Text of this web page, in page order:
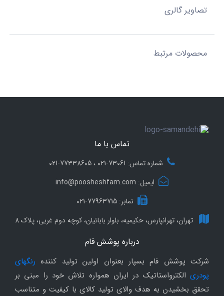
تصاویر گالری
محصولات مرتبط
تماس با ما
شماره تماس: 73061-021 ، 77338605-021
ایمیل: info@poosheshfam.com
نمابر: 77963715-021
تهران، تهرانپارس، حکیمیه، بلوار بابائیان، کوچه دوم غربی، پلاک 8
درباره پوشش فام
شرکت پوشش فام بسپار بعنوان اولین تولید کننده رنگهای
پودری الکترواستاتیک در ایران همواره تلاش خود را مبنی بر
تحقق بخشیدن به هدف والای تولید کالای با کیفیت و متناسب